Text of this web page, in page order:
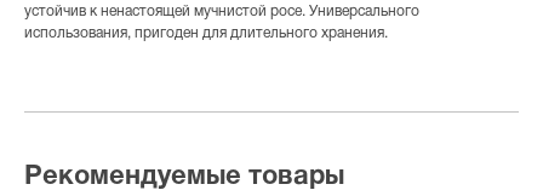
устойчив к ненастоящей мучнистой росе. Универсального
использования, пригоден для длительного хранения.
Рекомендуемые товары